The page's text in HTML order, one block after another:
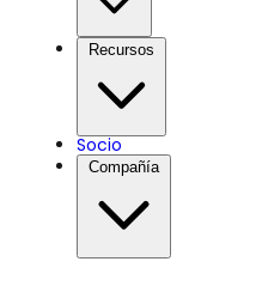
Recursos
Socio
Compañía